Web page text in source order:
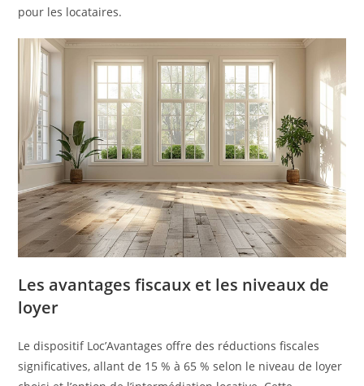
pour les locataires.
Les avantages fiscaux et les niveaux de
loyer
Le dispositif Loc’Avantages offre des réductions fiscales
significatives, allant de 15 % à 65 % selon le niveau de loyer